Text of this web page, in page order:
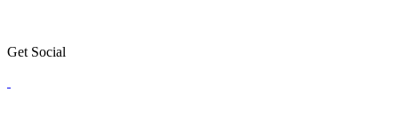
Get Social